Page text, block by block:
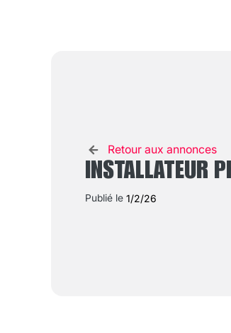
Retour aux annonces
INSTALLATEUR
Publié le 1/2/26